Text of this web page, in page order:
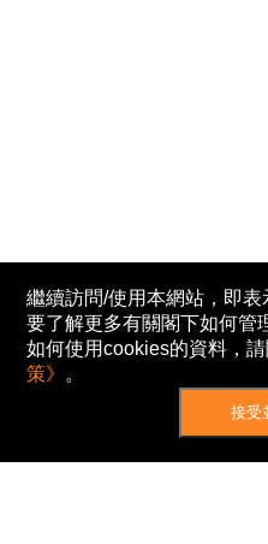
繼續訪問/使用本網站，即表
要了解更多有關閣下如何管
如何使用cookies的資料，
策》 。
接受